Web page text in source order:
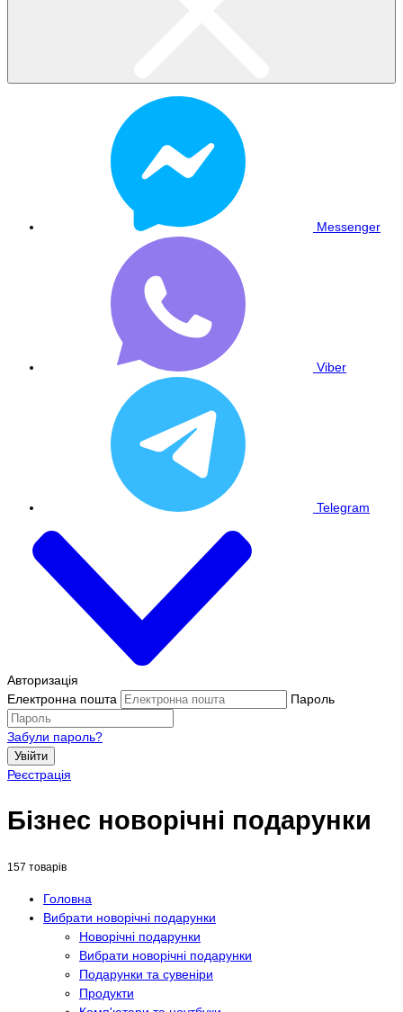
Messenger
Viber
Telegram
Авторизація
Електронна пошта
Пароль
Забули пароль?
Увійти
Реєстрація
Бізнес новорічні подарунки
157 товарів
Головна
Вибрати новорічні подарунки
Новорічні подарунки
Вибрати новорічні подарунки
Подарунки та сувеніри
Продукти